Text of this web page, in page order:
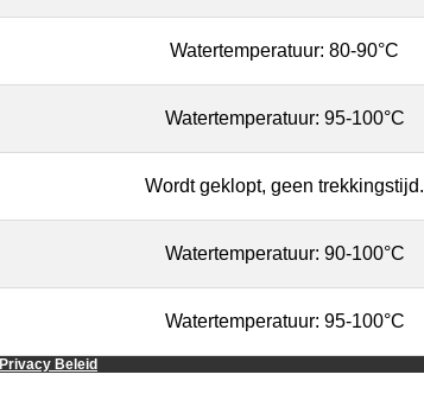
Watertemperatuur: 80-90°C
Watertemperatuur: 95-100°C
Wordt geklopt, geen trekkingstijd.
Watertemperatuur: 90-100°C
Watertemperatuur: 95-100°C
Privacy Beleid